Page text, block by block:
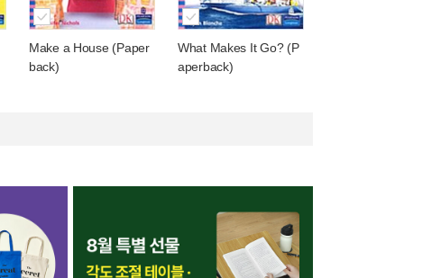
Make a House (Paper
back)
What Makes It Go? (P
aperback)